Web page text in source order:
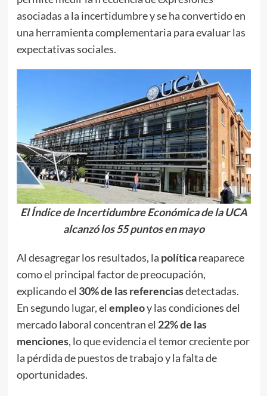
asociadas a la incertidumbre y se ha convertido en
una herramienta complementaria para evaluar las
expectativas sociales.
El Índice de Incertidumbre Económica de la UCA
alcanzó los 55 puntos en mayo
Al desagregar los resultados, la políticareaparece
como el principal factor de preocupación,
explicando el 30% de las referenciasdetectadas.
En segundo lugar, el empleoy las condiciones del
mercado laboral concentran el 22% de las
menciones, lo que evidencia el temor creciente por
la pérdida de puestos de trabajo y la falta de
oportunidades.